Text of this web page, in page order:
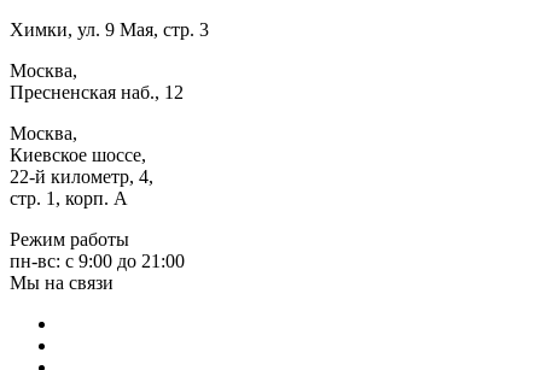
Химки, ул. 9 Мая, стр. 3
Москва,
Пресненская наб., 12
Москва,
Киевское шоссе,
22-й километр, 4,
стр. 1, корп. А
Режим работы
пн-вс: c 9:00 до 21:00
Мы на связи